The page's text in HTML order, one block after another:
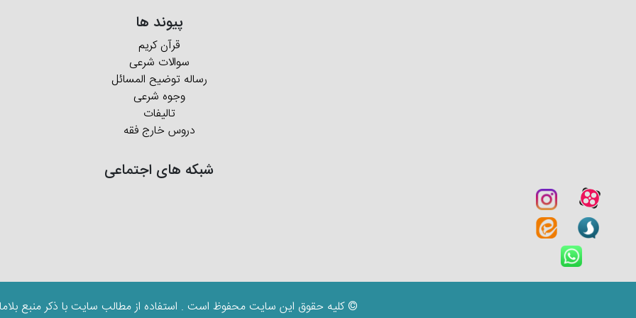
پیوند ها
قرآن کریم
سوالات شرعی
رساله توضیح المسائل
وجوه شرعی
تالیفات
دروس خارج فقه
شبکه های اجتماعی
© کلیه حقوق این سایت محفوظ است . استفاده از مطالب سایت با ذکر منبع